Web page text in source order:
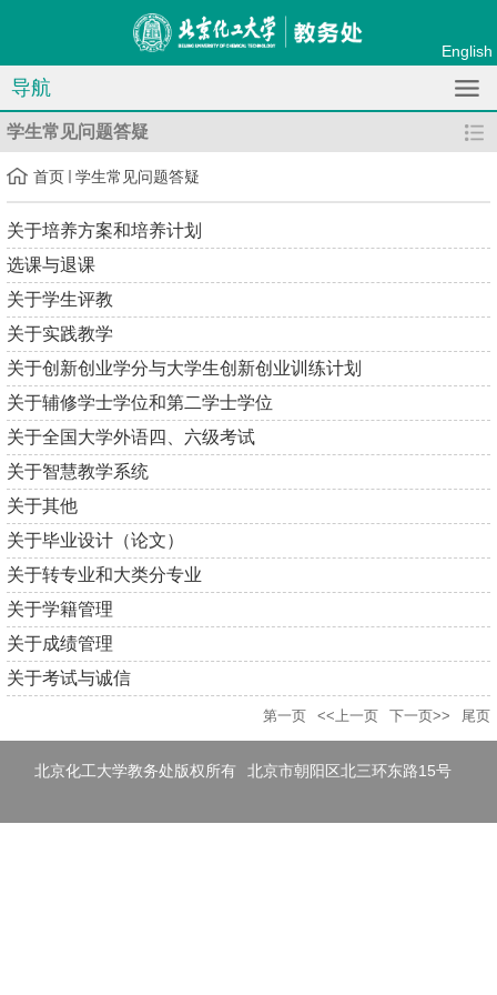
English
导航
学生常见问题答疑
首页 学生常见问题答疑
关于培养方案和培养计划
选课与退课
关于学生评教
关于实践教学
关于创新创业学分与大学生创新创业训练计划
关于辅修学士学位和第二学士学位
关于全国大学外语四、六级考试
关于智慧教学系统
关于其他
关于毕业设计（论文）
关于转专业和大类分专业
关于学籍管理
关于成绩管理
关于考试与诚信
第一页 <<上一页 下一页>> 尾页
北京化工大学教务处版权所有 北京市朝阳区北三环东路15号